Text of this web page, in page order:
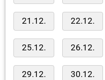
21.12. 22.12.
25.12. 26.12.
29.12. 30.12.